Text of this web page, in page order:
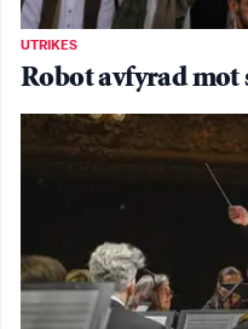
UTRIKES
Robot avfyrad